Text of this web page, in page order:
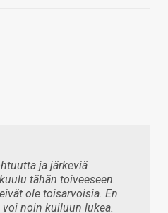
ja järkeviä
tähän toiveeseen.
ole toisarvoisia. En
noin kuiluun lukea.